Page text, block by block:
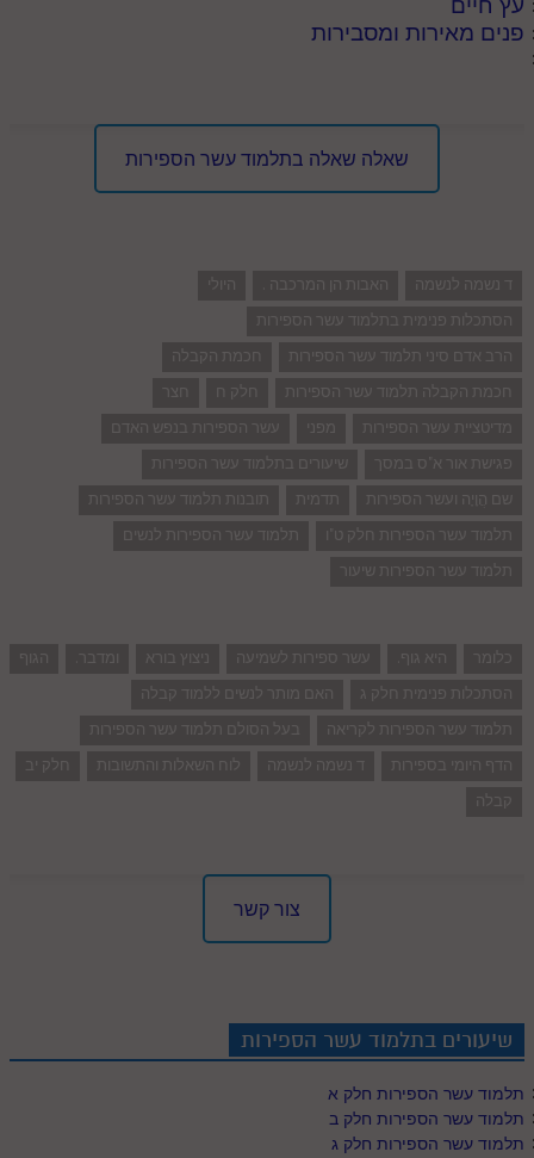
פנים מאירות ומסבירות
שאלה שאלה בתלמוד עשר הספירות
ד נשמה לנשמה האבות הן המרכבה .
היולי
הסתכלות פנימית בתלמוד עשר הספירות
הרב אדם סיני תלמוד עשר הספירות
חכמת הקבלה
חכמת הקבלה תלמוד עשר הספירות
חלק ח
חצר
מדיטציית עשר הספירות
מפני
עשר הספירות בנפש האדם
פגישת אור א"ס במסך
שיעורים בתלמוד עשר הספירות
שם הֲוָיָה ועשר הספירות
תדמית
תובנות תלמוד עשר הספירות
תלמוד עשר הספירות חלק ט"ו
תלמוד עשר הספירות לנשים
תלמוד עשר הספירות שיעור
כלומר היא גוף. עשר ספירות לשמיעה ניצוץ בורא ומדבר.
הגוף
הסתכלות פנימית חלק ג
האם מותר לנשים ללמוד קבלה
תלמוד עשר הספירות לקריאה
בעל הסולם תלמוד עשר הספירות
הדף היומי בספירות
ד נשמה לנשמה לוח השאלות והתשובות
חלק יב
קבלה
צור קשר
שיעורים בתלמוד עשר הספירות
תלמוד עשר הספירות חלק א
תלמוד עשר הספירות חלק ב
תלמוד עשר הספירות חלק ג